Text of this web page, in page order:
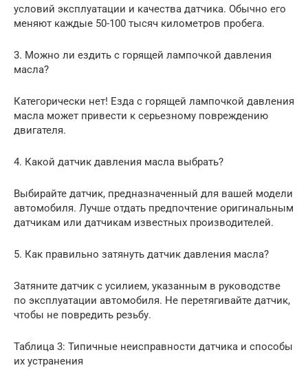
условий эксплуатации и качества датчика. Обычно его
меняют каждые 50-100 тысяч километров пробега.
3. Можно ли ездить с горящей лампочкой давления
масла?
Категорически нет! Езда с горящей лампочкой давления
масла может привести к серьезному повреждению
двигателя.
4. Какой датчик давления масла выбрать?
Выбирайте датчик, предназначенный для вашей модели
автомобиля. Лучше отдать предпочтение оригинальным
датчикам или датчикам известных производителей.
5. Как правильно затянуть датчик давления масла?
Затяните датчик с усилием, указанным в руководстве
по эксплуатации автомобиля. Не перетягивайте датчик,
чтобы не повредить резьбу.
Таблица 3: Типичные неисправности датчика и способы
их устранения